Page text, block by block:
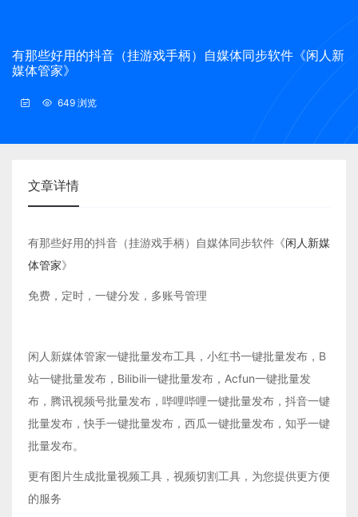
有那些好用的抖音（挂游戏手柄）自媒体同步软件《闲人新
媒体管家》
649 浏览
文章详情
有那些好用的抖音（挂游戏手柄）自媒体同步软件《闲人新媒
体管家》
免费，定时，一键分发，多账号管理
闲人新媒体管家一键批量发布工具，小红书一键批量发布，B
站一键批量发布，Bilibili一键批量发布，Acfun一键批量发
布，腾讯视频号批量发布，哔哩哔哩一键批量发布，抖音一键
批量发布，快手一键批量发布，西瓜一键批量发布，知乎一键
批量发布。
更有图片生成批量视频工具，视频切割工具，为您提供更方便
的服务